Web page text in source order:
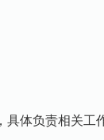
体负责相关工